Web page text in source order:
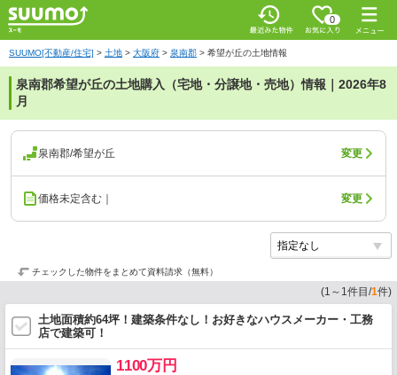
0
SUUMO[不動産/住宅] > 土地 > 大阪府 > 泉南郡 > 希望が丘の土地情報
泉南郡希望が丘の土地購入（宅地・分譲地・売地）情報｜2026年8
月
泉南郡/希望が丘 変更
価格未定含む｜ 変更
チェックした物件をまとめて資料請求（無料）
(1 ～ 1件目/1件)
土地面積約64坪！建築条件なし！お好きなハウスメーカー・工務
店で建築可！
1100万円